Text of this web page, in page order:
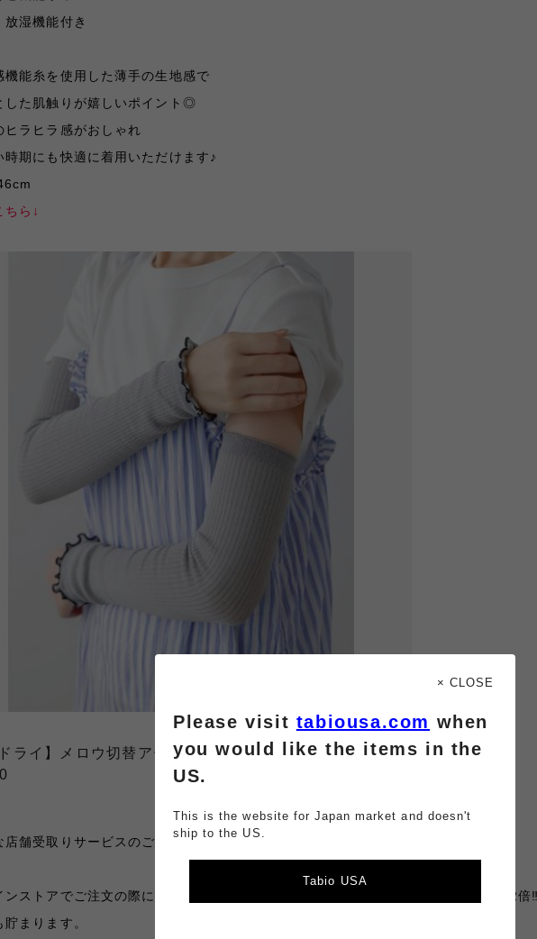
放湿機能付き
機能糸を使用した薄手の生地感で
した肌触りが嬉しいポイント◎
ヒラヒラ感がおしゃれ
時期にも快適に着用いただけます♪
ちら↓
ドライ】メロウ切替アームカバー
店舗受取りサービスのご案内》
ンストアでご注文の際に店舗受取りを選択されますと支払い時にタビオポイントが2倍
貯まります。
× CLOSE
Please visit tabiousa.com when
you would like the items in the
US.
This is the website for Japan market and doesn't
ship to the US.
Tabio USA